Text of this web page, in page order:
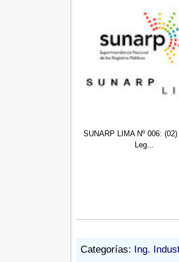
SUNARP LIMA Nº 006:
Leg...
Categorías: Ing.